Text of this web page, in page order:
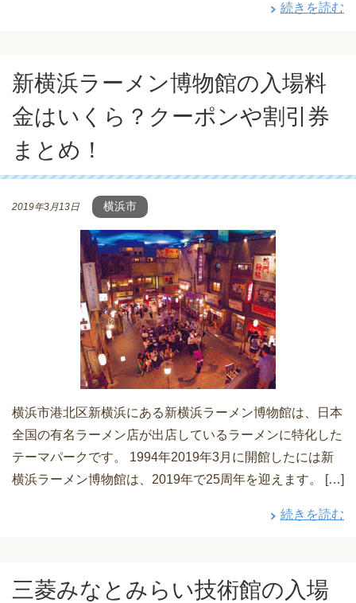
続きを読む
新横浜ラーメン博物館の入場料
金はいくら？クーポンや割引券
まとめ！
2019年3月13日 横浜市
横浜市港北区新横浜にある新横浜ラーメン博物館は、日本
全国の有名ラーメン店が出店しているラーメンに特化した
テーマパークです。 1994年2019年3月に開館したには新
横浜ラーメン博物館は、2019年で25周年を迎えます。 […]
続きを読む
三菱みなとみらい技術館の入場